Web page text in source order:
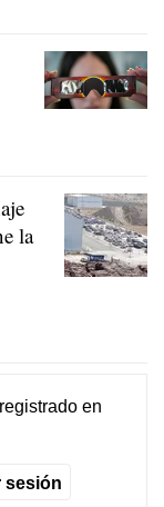
la
en
sesión